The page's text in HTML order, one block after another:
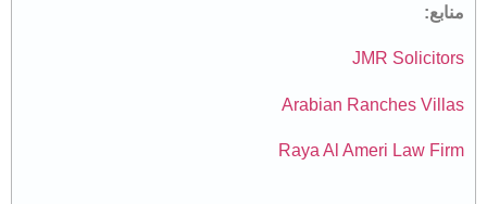
منابع:
JMR Solicitors
Arabian Ranches Villas
Raya Al Ameri Law Firm